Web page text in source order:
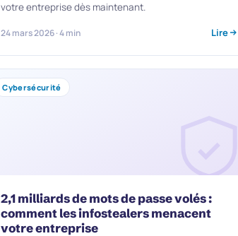
votre entreprise dès maintenant.
24 mars 2026 · 4 min Lire
Cybersécurité
2,1 milliards de mots de passe volés :
comment les infostealers menacent
votre entreprise